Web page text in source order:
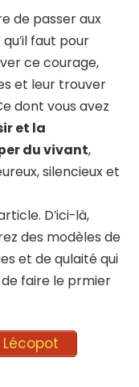
de passer aux
faut pour
ce courage,
et leur trouver
dont vous avez
et la
du vivant,
silencieux et
D’ici-là,
des modèles de
et de qulaité qui
faire le prmier